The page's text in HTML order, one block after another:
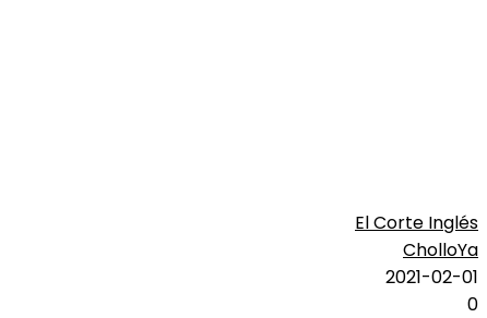
El Corte Inglés
CholloYa
2021-02-01
0